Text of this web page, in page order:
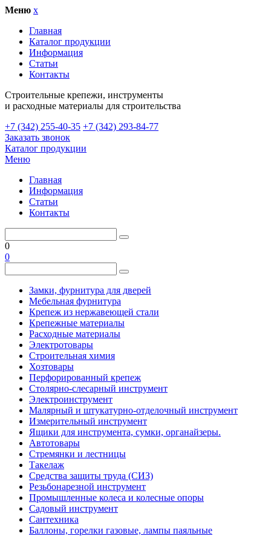
Меню x
Главная
Каталог продукции
Информация
Статьи
Контакты
Cтроительные крепежи, инструменты
и расходные материалы для строительства
+7 (342) 255-40-35 +7 (342) 293-84-77
Заказать звонок
Каталог продукции
Меню
Главная
Информация
Статьи
Контакты
0
0
Замки, фурнитура для дверей
Мебельная фурнитура
Крепеж из нержавеющей стали
Крепежные материалы
Расходные материалы
Электротовары
Строительная химия
Хозтовары
Перфорированный крепеж
Столярно-слесарный инструмент
Электроинструмент
Малярный и штукатурно-отделочный инструмент
Измерительный инструмент
Ящики для инструмента, сумки, органайзеры.
Автотовары
Стремянки и лестницы
Такелаж
Средства защиты труда (СИЗ)
Резьбонарезной инструмент
Промышленные колеса и колесные опоры
Садовый инструмент
Сантехника
Баллоны, горелки газовые, лампы паяльные